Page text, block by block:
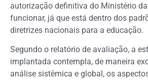
autorização definitiva do Ministério
funcionar, já que está dentro dos
diretrizes nacionais para a educação.
Segundo o relatório de avaliação, a
implantada contempla, de maneira
análise sistêmica e global, os